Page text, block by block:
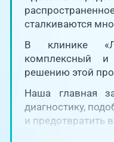
О клинике
Блог врачей
Пациентам
запись на
+7 (351)
Центр
+7
Справочный
жителей
сталкиваются
В клинике
комплексный
решению этой
Наша главная
диагностику,
и предотвратить